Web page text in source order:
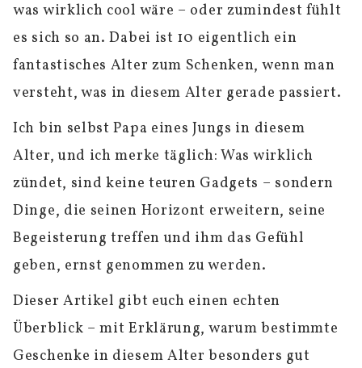
was wirklich cool wäre – oder zumindest fühlt
es sich so an. Dabei ist 10 eigentlich ein
fantastisches Alter zum Schenken, wenn man
versteht, was in diesem Alter gerade passiert.
Ich bin selbst Papa eines Jungs in diesem
Alter, und ich merke täglich: Was wirklich
zündet, sind keine teuren Gadgets – sondern
Dinge, die seinen Horizont erweitern, seine
Begeisterung treffen und ihm das Gefühl
geben, ernst genommen zu werden.
Dieser Artikel gibt euch einen echten
Überblick – mit Erklärung, warum bestimmte
Geschenke in diesem Alter besonders gut